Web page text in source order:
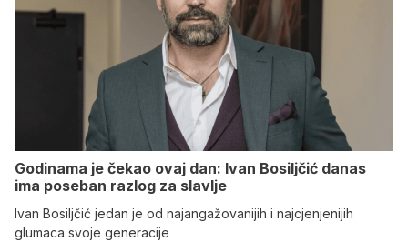
Godinama je čekao ovaj dan: Ivan Bosiljčić danas
ima poseban razlog za slavlje
Ivan Bosiljčić jedan je od najangažovanijih i najcjenjenijih
glumaca svoje generacije